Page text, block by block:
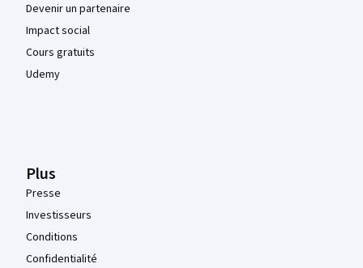
Devenir un partenaire
Impact social
Cours gratuits
Udemy
Plus
Presse
Investisseurs
Conditions
Confidentialité